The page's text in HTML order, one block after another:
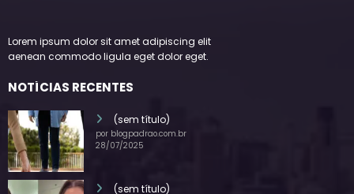
Lorem ipsum dolor sit amet adipiscing elit
(sem título)
por blogpadrao.com.br